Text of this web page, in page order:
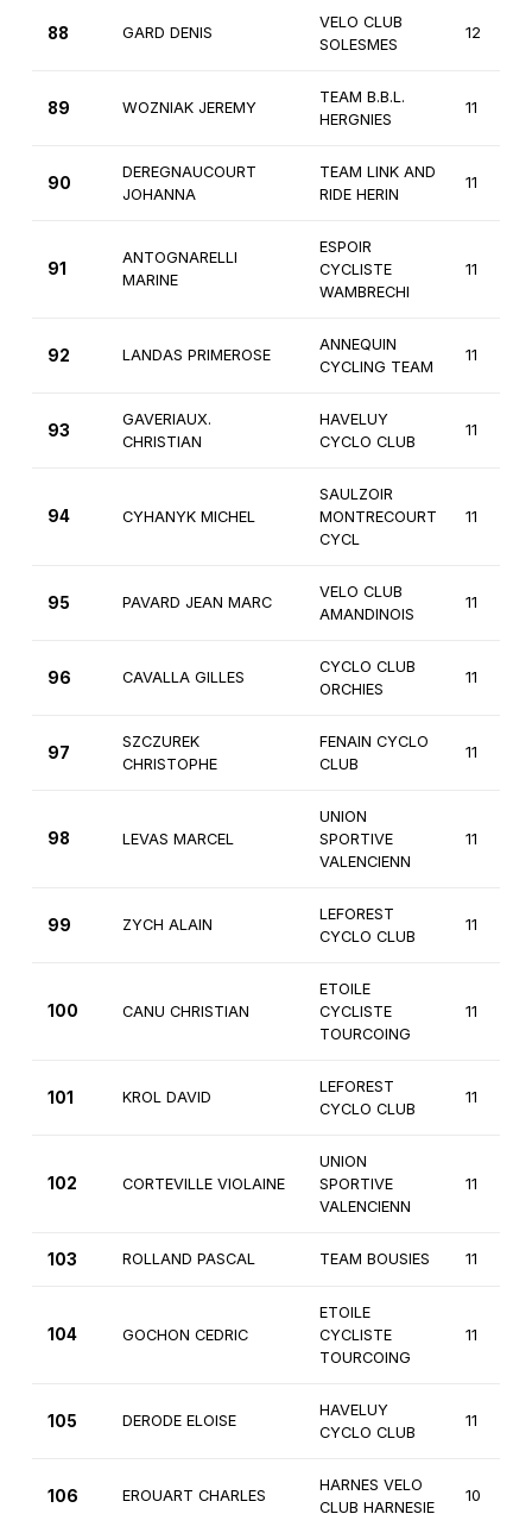
88 GARD DENIS
VELO CLUB
SOLESMES
12
89 WOZNIAK JEREMY
TEAM B.B.L.
HERGNIES
11
90
DEREGNAUCOURT
JOHANNA
TEAM LINK AND
RIDE HERIN
11
91
ANTOGNARELLI
MARINE
ESPOIR
CYCLISTE
WAMBRECHI
11
92 LANDAS PRIMEROSE
ANNEQUIN
CYCLING TEAM
11
93
GAVERIAUX.
CHRISTIAN
HAVELUY
CYCLO CLUB
11
94 CYHANYK MICHEL
SAULZOIR
MONTRECOURT
CYCL
11
95 PAVARD JEAN MARC
VELO CLUB
AMANDINOIS
11
96 CAVALLA GILLES
CYCLO CLUB
ORCHIES
11
97
SZCZUREK
CHRISTOPHE
FENAIN CYCLO
CLUB
11
98 LEVAS MARCEL
UNION
SPORTIVE
VALENCIENN
11
99 ZYCH ALAIN
LEFOREST
CYCLO CLUB
11
100 CANU CHRISTIAN
ETOILE
CYCLISTE
TOURCOING
11
101 KROL DAVID
LEFOREST
CYCLO CLUB
11
102 CORTEVILLE VIOLAINE
UNION
SPORTIVE
VALENCIENN
11
103 ROLLAND PASCAL TEAM BOUSIES 11
104 GOCHON CEDRIC
ETOILE
CYCLISTE
TOURCOING
11
105 DERODE ELOISE
HAVELUY
CYCLO CLUB
11
106 EROUART CHARLES
HARNES VELO
CLUB HARNESIE
10